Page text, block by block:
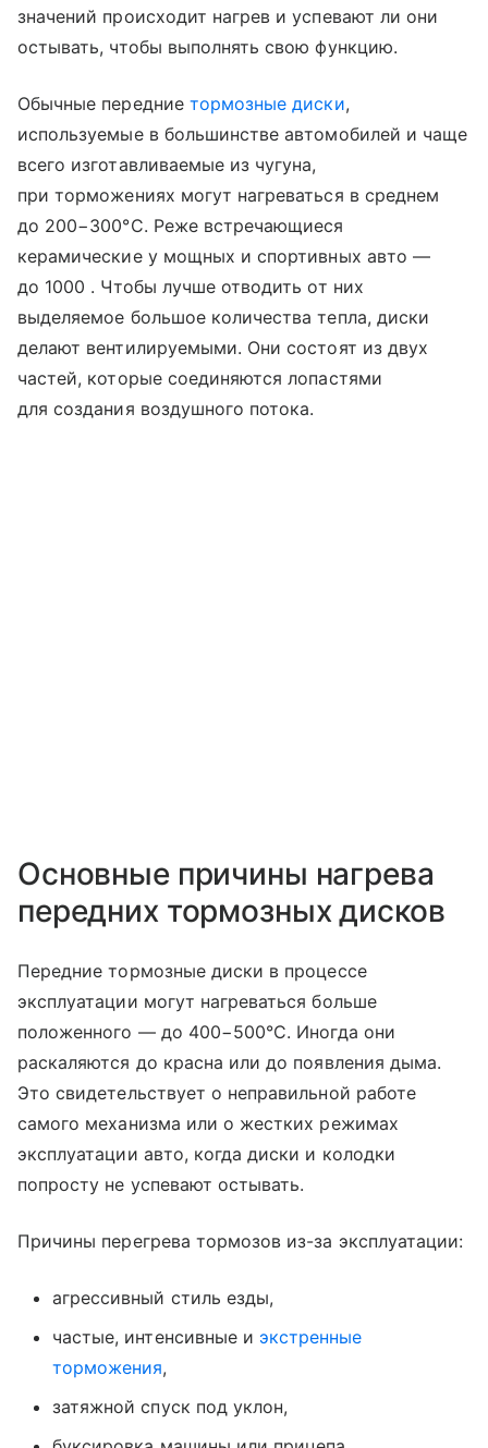
значений происходит нагрев и успевают ли они
остывать, чтобы выполнять свою функцию.
Обычные передние тормозные диски,
используемые в большинстве автомобилей и чаще
всего изготавливаемые из чугуна,
при торможениях могут нагреваться в среднем
до 200−300°С. Реже встречающиеся
керамические у мощных и спортивных авто —
до 1000 . Чтобы лучше отводить от них
выделяемое большое количества тепла, диски
делают вентилируемыми. Они состоят из двух
частей, которые соединяются лопастями
для создания воздушного потока.
Основные причины нагрева
передних тормозных дисков
Передние тормозные диски в процессе
эксплуатации могут нагреваться больше
положенного — до 400−500°С. Иногда они
раскаляются до красна или до появления дыма.
Это свидетельствует о неправильной работе
самого механизма или о жестких режимах
эксплуатации авто, когда диски и колодки
попросту не успевают остывать.
Причины перегрева тормозов из-за эксплуатации:
агрессивный стиль езды,
частые, интенсивные и экстренные
торможения,
затяжной спуск под уклон,